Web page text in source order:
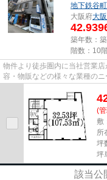
地下鉄谷
大阪府大
築年数：
階数：10
物件より徒歩圏内に当社営業
容・物販などの様々な業種の
尚、弊社ではおとり広告は一切
(
敷
所
坪
坪
該当公